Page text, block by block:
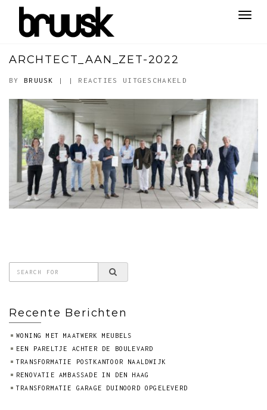
ARCHTECT_AAN_ZET-2022
BY BRUUSK | | REACTIES UITGESCHAKELD
2022
Recente Berichten
WONING MET MAATWERK MEUBELS
EEN PARELTJE ACHTER DE BOULEVARD
TRANSFORMATIE POSTKANTOOR NAALDWIJK
RENOVATIE AMBASSADE IN DEN HAAG
TRANSFORMATIE GARAGE DUINOORD OPGELEVERD